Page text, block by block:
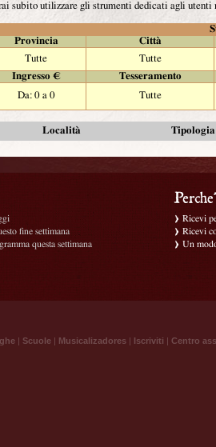
subito utilizzare gli strumenti dedicati agli utenti
Provincia Città
Tutte Tutte
Ingresso €
Tesseramento
Da: 0 a 0 Tutte
Località Tipologia
fine settimana
questa settimana
Ricevi
Ricevi
Un
| Scuole | Musicalizadores | Iscriviti | Centro